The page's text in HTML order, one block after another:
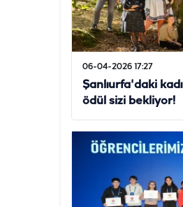
06-04-2026 17:27
Şanlıurfa'daki
ödül sizi bekliyor!